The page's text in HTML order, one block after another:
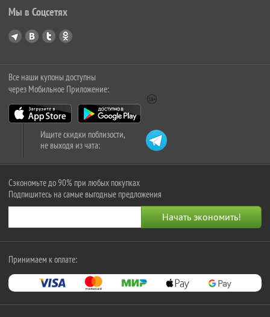
Мы в Соцсетях
Все наши купоны доступны
через Мобильное Приложение:
Ищите скидки поблизости,
не выходя из чата:
Сэкономьте до 90% при любых покупках
Подпишитесь на самые выгодные предложения
Принимаем к оплате: